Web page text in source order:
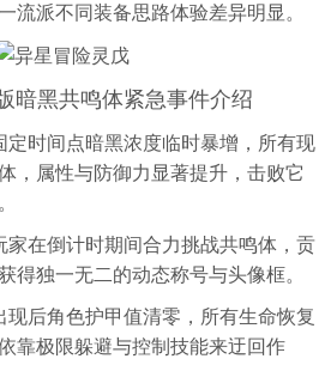
流派不同装备思路体验差异明显。
暗黑共鸣体紧急事件介绍
定时间点暗黑浓度临时暴增，所有现
，属性与防御力显著提升，击败它
家在倒计时期间合力挑战共鸣体，贡
得独一无二的动态称号与头像框。
后角色护甲值清零，所有生命恢复
靠极限躲避与控制技能来迂回作